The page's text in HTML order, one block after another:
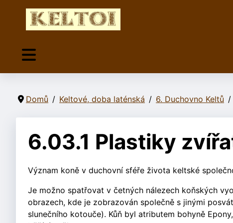
Domů Keltové, doba laténská 6. Duchovno Keltů
6.03.1 Plastiky
Význam koně v duchovní sféře života keltské
Je možno spatřovat v četných nálezech koňských
obrazech, kde je zobrazován společně s jinými
slunečního kotouče). Kůň byl atributem bohyně